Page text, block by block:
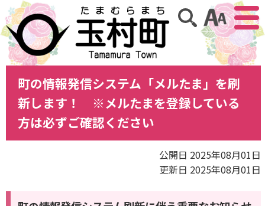
アクセ
サイト内検索
町の情報発信システム「メルたま」を刷
新します！ ※メルたまを登録している
方は必ずご確認ください
公開日 2025年08月01日
更新日 2025年08月01日